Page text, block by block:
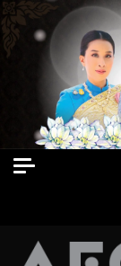
Skip
to